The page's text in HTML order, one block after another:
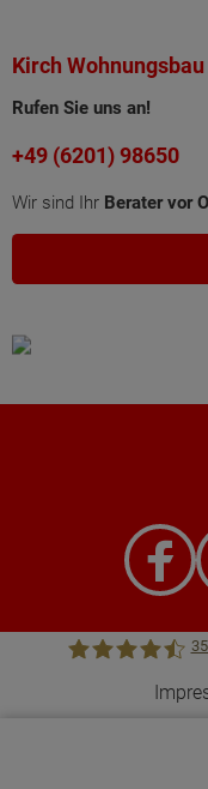
Kirch Wohnungsbau
Rufen Sie uns an!
+49 (6201) 98650
Wir sind Ihr Berater vor